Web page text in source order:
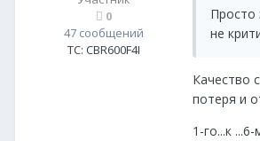
0
47 сообщений
ТС: CBR600F4I
Просто
не
Качество
потеря и
1-го...к